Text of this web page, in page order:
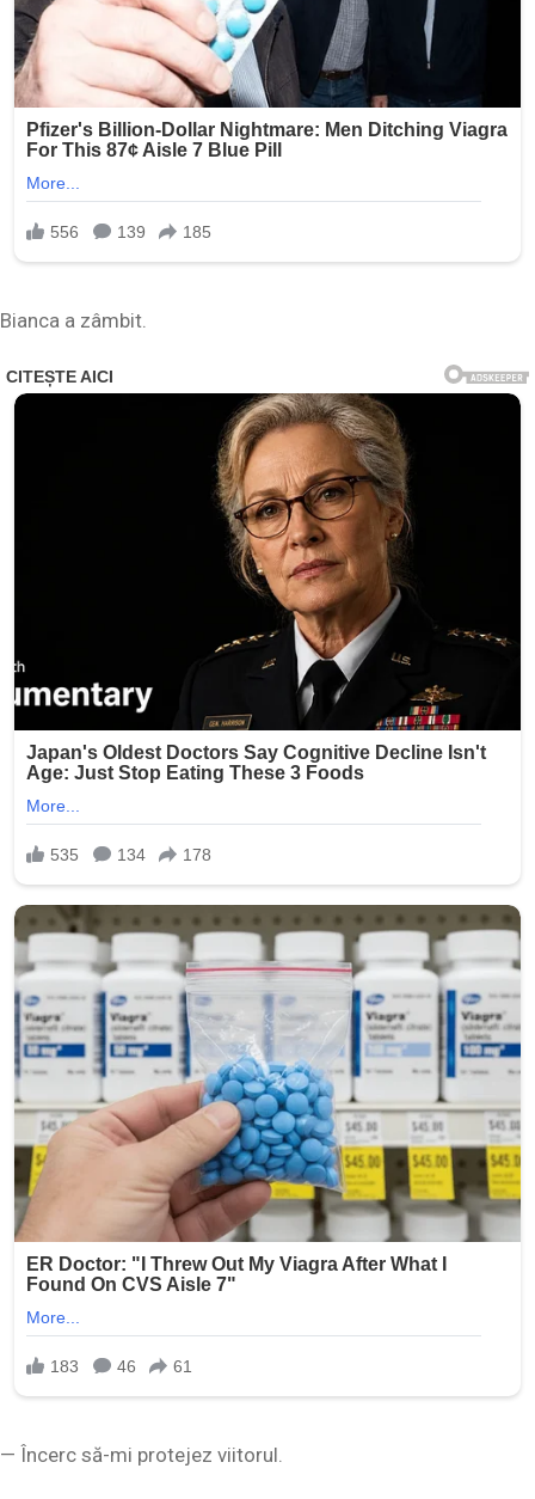
Bianca a zâmbit.
— Încerc să-mi protejez viitorul.